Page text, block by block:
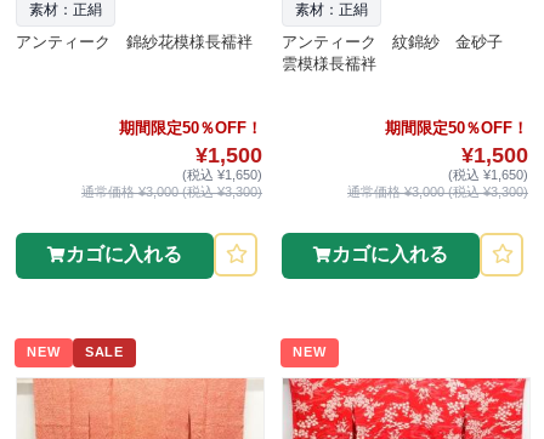
素材：正絹
アンティーク 錦紗花模様長襦袢
期間限定50％OFF！
¥1,500
(税込 ¥1,650)
通常価格 ¥3,000 (税込 ¥3,300)
カゴに入れる
素材：正絹
アンティーク 紋錦紗 金砂子
雲模様長襦袢
期間限定50％OFF！
¥1,500
(税込 ¥1,650)
通常価格 ¥3,000 (税込 ¥3,300)
カゴに入れる
NEW SALE NEW